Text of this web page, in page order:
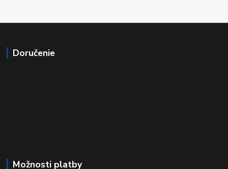
Doručenie
Možnosti platby